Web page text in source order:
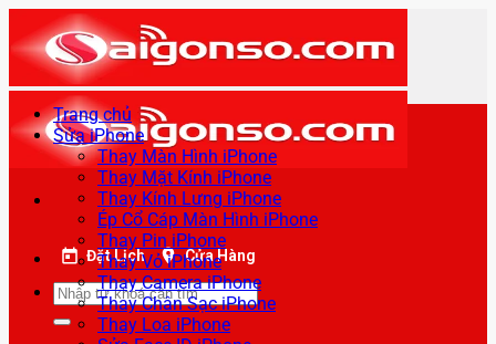
qua
nội
dung
Đặt Lịch Cửa Hàng
Tìm
kiếm:
Trang chủ
Sửa iPhone
Thay Màn Hình iPhone
Thay Mặt Kính iPhone
Thay Kính Lưng iPhone
Ép Cổ Cáp Màn Hình iPhone
Thay Pin iPhone
Thay Vỏ iPhone
Thay Camera iPhone
Thay Chân Sạc iPhone
Thay Loa iPhone